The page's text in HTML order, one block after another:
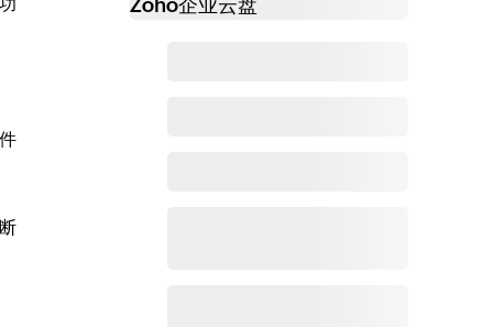
Zoho企业云盘